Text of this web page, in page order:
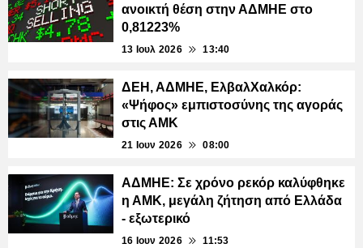
ανοικτή θέση στην ΑΔΜΗΕ στο
0,81223%
13 Ιουλ 2026 13:40
ΔΕΗ, ΑΔΜΗΕ, ΕλβαλΧαλκόρ:
«Ψήφος» εμπιστοσύνης της αγοράς
στις ΑΜΚ
21 Ιουν 2026 08:00
ΑΔΜΗΕ: Σε χρόνο ρεκόρ καλύφθηκε
η ΑΜΚ, μεγάλη ζήτηση από Ελλάδα
- εξωτερικό
16 Ιουν 2026 11:53